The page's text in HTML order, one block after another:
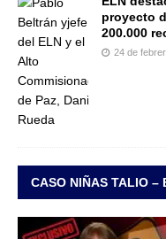
proyecto
200.000
24 de
CASO NIÑAS TALIO –